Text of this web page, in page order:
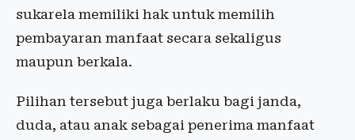
sukarela memiliki hak untuk memilih
pembayaran manfaat secara sekaligus
maupun berkala.
Pilihan tersebut juga berlaku bagi janda,
duda, atau anak sebagai penerima manfaat